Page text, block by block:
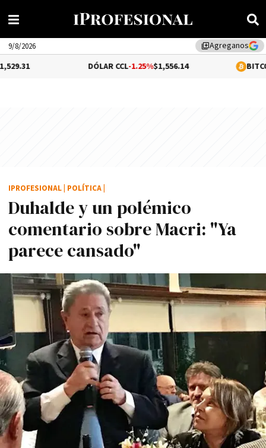
library_addAgreganos
9/8/2026
-1.25%$1,556.14 0.25%
Duhalde y un polémico
comentario sobre Macri: "Ya
parece cansado"
IPROFESIONAL POLÍTICA